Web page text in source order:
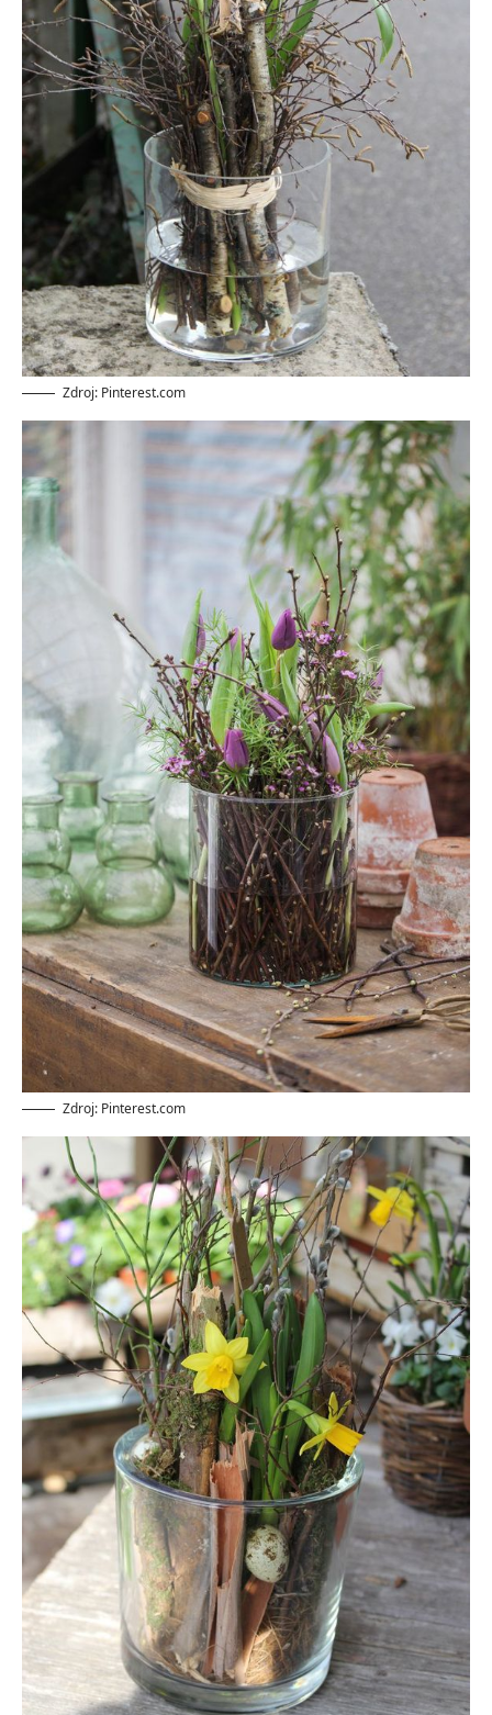
Zdroj: Pinterest.com
Zdroj: Pinterest.com